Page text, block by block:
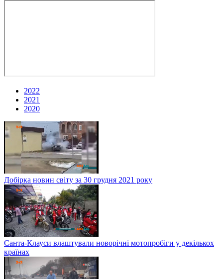
2022
2021
2020
Добірка новин світу за 30 грудня 2021 року
Санта-Клауси влаштували новорічні мотопробіги у декількох
країнах